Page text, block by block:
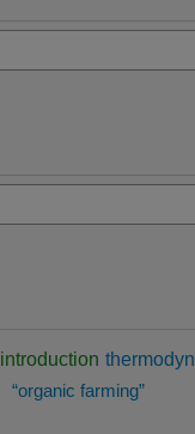
introduction
“organic farming”